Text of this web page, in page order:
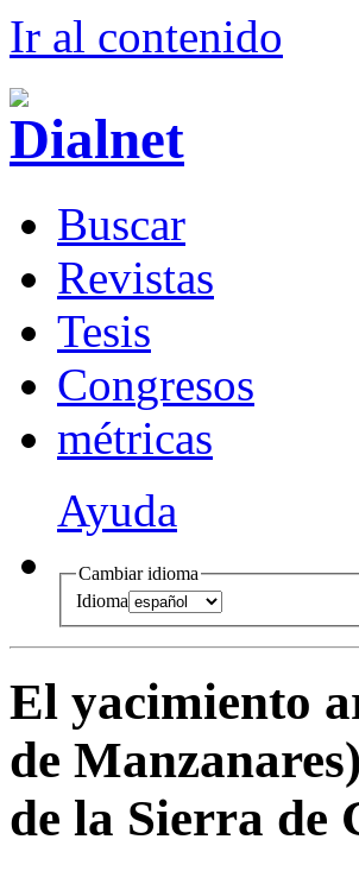
Ir al contenido
Buscar
Revistas
Tesis
Congresos
métricas
Ayuda
Cambiar idioma
Idioma
El yacimiento
de Manzanares)
de la Sierra de